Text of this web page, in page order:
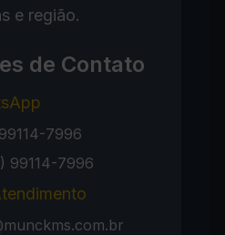
e região.
de Contato
7996
99114-7996